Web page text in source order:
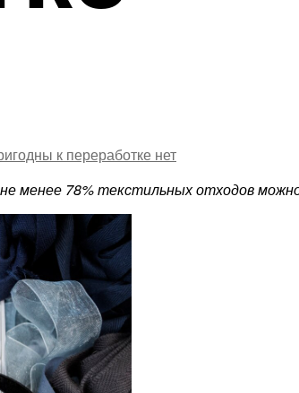
к переработке нет
менее 78% текстильных отходов